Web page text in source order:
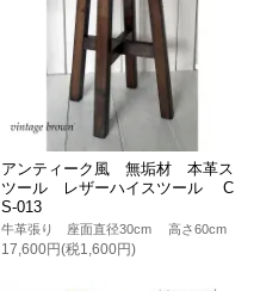
アンティーク風 無垢材 本革ス
ツール レザーハイスツール C
S-013
牛革張り 座面直径30cm 高さ60cm
17,600円(税1,600円)